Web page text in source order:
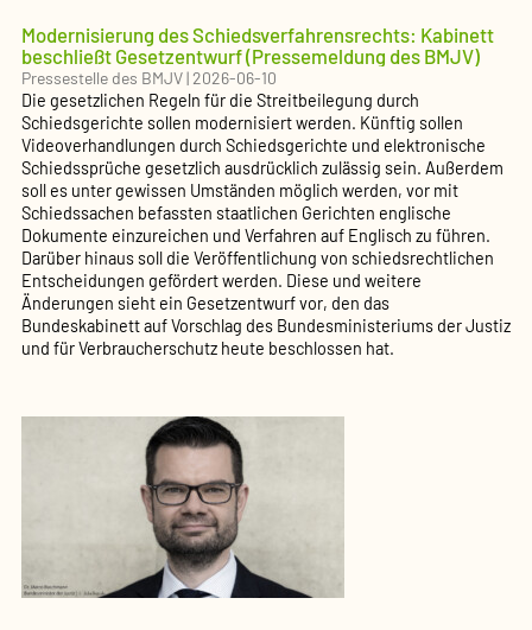
Modernisierung des Schiedsverfahrensrechts: Kabinett
beschließt Gesetzentwurf (Pressemeldung des BMJV)
Pressestelle des BMJV|2026-06-10
Die gesetzlichen Regeln für die Streitbeilegung durch
Schiedsgerichte sollen modernisiert werden. Künftig sollen
Videoverhandlungen durch Schiedsgerichte und elektronische
Schiedssprüche gesetzlich ausdrücklich zulässig sein. Außerdem
soll es unter gewissen Umständen möglich werden, vor mit
Schiedssachen befassten staatlichen Gerichten englische
Dokumente einzureichen und Verfahren auf Englisch zu führen.
Darüber hinaus soll die Veröffentlichung von schiedsrechtlichen
Entscheidungen gefördert werden. Diese und weitere
Änderungen sieht ein Gesetzentwurf vor, den das
Bundeskabinett auf Vorschlag des Bundesministeriums der Justiz
und für Verbraucherschutz heute beschlossen hat.